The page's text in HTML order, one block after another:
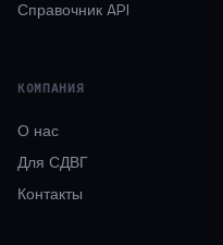
Справочник API
КОМПАНИЯ
О нас
Для СДВГ
Контакты